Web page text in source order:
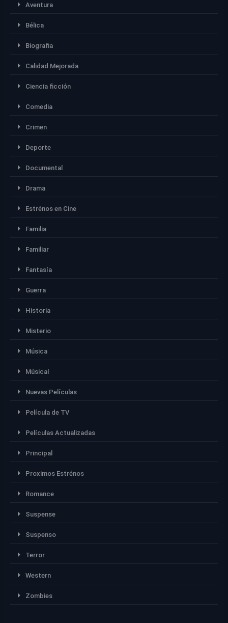
Aventura
Bélica
Biografia
Calidad Mejorada
Ciencia ficción
Comedia
Crimen
Deporte
Documental
Drama
Estrénos en Cine
Familia
Familiar
Fantasía
Guerra
Historia
Misterio
Música
Músical
Nuevas Películas
Película de TV
Películas Actualizadas
Principal
Proximos Estrénos
Romance
Suspense
Suspenso
Terror
Western
Zombies